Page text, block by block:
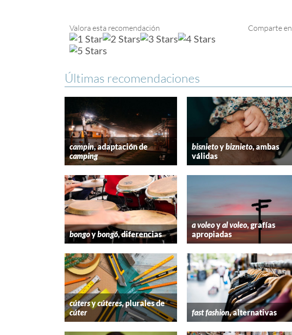
Valora esta recomendación Comparte en
Últimas recomendaciones
campin, adaptación de
camping
bisnietoybiznieto, ambas
válidas
bongoybongó, diferencias
a voleoyal voleo, grafías
apropiadas
cútersycúteres, plurales de
cúter
fast fashion, alternativas